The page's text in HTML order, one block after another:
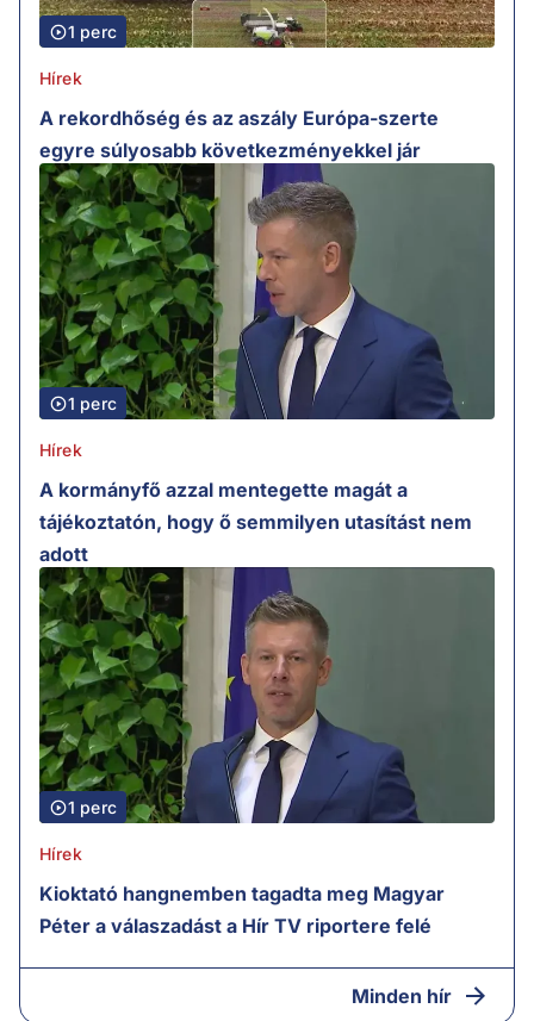
1 perc
Hírek
A rekordhőség és az aszály Európa-szerte
egyre súlyosabb következményekkel jár
1 perc
Hírek
A kormányfő azzal mentegette magát a
tájékoztatón, hogy ő semmilyen utasítást nem
adott
1 perc
Hírek
Kioktató hangnemben tagadta meg Magyar
Péter a válaszadást a Hír TV riportere felé
Minden hír